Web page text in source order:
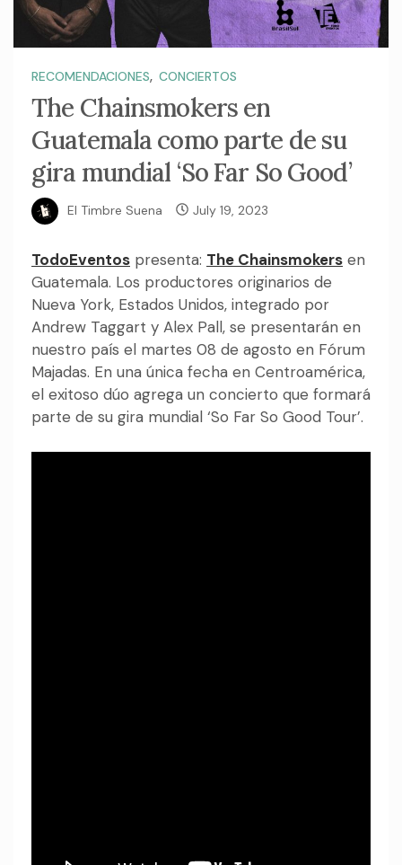
RECOMENDACIONES, CONCIERTOS
The Chainsmokers en
Guatemala como parte de su
gira mundial ‘So Far So Good’
El Timbre Suena July 19, 2023
TodoEventos presenta: The Chainsmokers en
Guatemala. Los productores originarios de
Nueva York, Estados Unidos, integrado por
Andrew Taggart y Alex Pall, se presentarán en
nuestro país el martes 08 de agosto en Fórum
Majadas. En una única fecha en Centroamérica,
el exitoso dúo agrega un concierto que formará
parte de su gira mundial ‘So Far So Good Tour’.